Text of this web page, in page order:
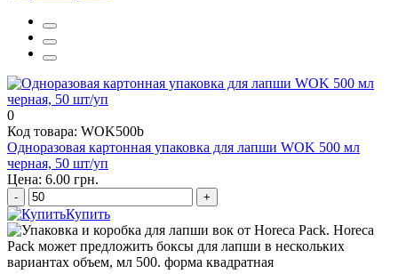
0
Код товара: WOK500b
Одноразовая картонная упаковка для лапши WOK 500 мл
черная, 50 шт/уп
Цена: 6.00 грн.
- +
Купить